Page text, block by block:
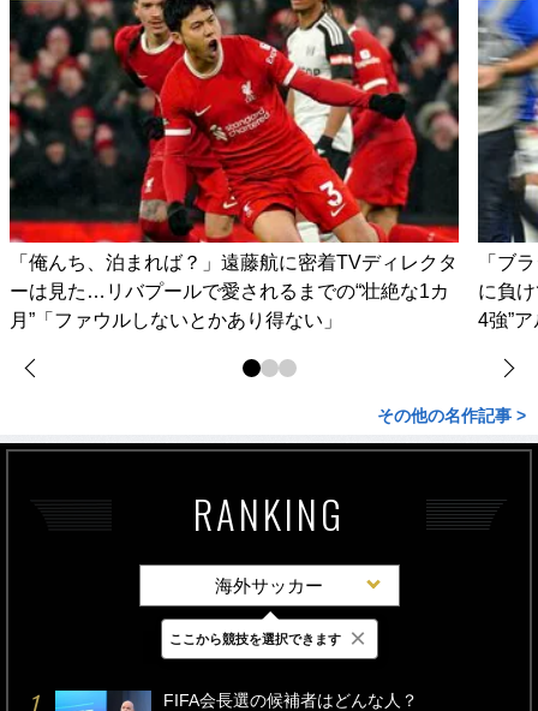
「俺んち、泊まれば？」遠藤航に密着TVディレクタ
ーは見た…リバプールで愛されるまでの“壮絶な1カ
月”「ファウルしないとかあり得ない」
「ブ
に負
4強”
その他の名作記事 >
RANKING
海外サッカー
最新 24時間 週間
FIFA会長選の候補者はどんな人？
ここから競技を選択できます ×